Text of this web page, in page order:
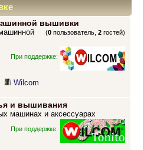
вышивки
(0 пользователь,2 гостей)
При поддержке:
Wilcom
и вышивания
машинах и аксессуарах
При поддержке: